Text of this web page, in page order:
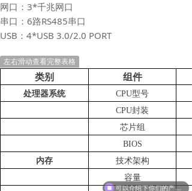
网口：3*千兆网口
串口：6路RS485串口
USB：4*USB 3.0/2.0 PORT
左右滑动查看完整表格
类别
组件
处理器系统
CPU型号
CPU封装
芯片组
BIOS
内存
技术架构
容量
可以介绍下你们的产品么